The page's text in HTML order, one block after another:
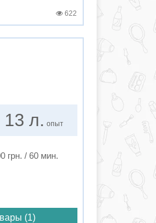
622
13 л. опыт
грн. / 60 мин.
(1)